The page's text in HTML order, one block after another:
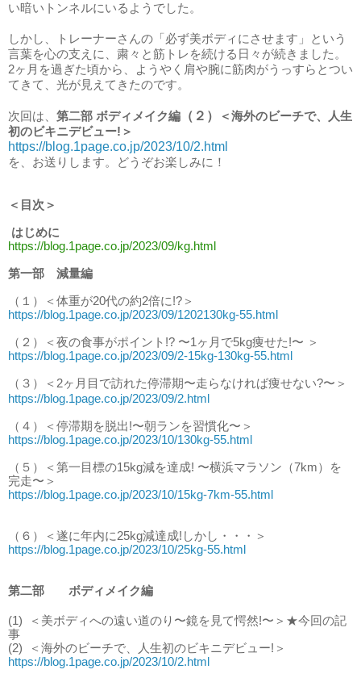
い暗いトンネルにいるようでした。
しかし、トレーナーさんの「必ず美ボディにさせます」という
言葉を心の支えに、粛々と筋トレを続ける日々が続きました。
2ヶ月を過ぎた頃から、ようやく肩や腕に筋肉がうっすらとつい
てきて、光が見えてきたのです。
次回は、 第二部 ボディメイク編 （２） ＜海外のビーチで、人生
初のビキニデビュー! ＞
https://blog.1page.co.jp/2023/10/2.html
を、お送りします。どうぞお楽しみに！
＜目次＞
はじめに
https://blog.1page.co.jp/2023/09/kg.html
第一部 減量編
（１）＜体重が20代の約2倍に!?＞
https://blog.1page.co.jp/2023/09/1202130kg-55.html
（２）＜夜の食事がポイント!? 〜1ヶ月で5kg痩せた!〜 ＞
https://blog.1page.co.jp/2023/09/2-15kg-130kg-55.html
（３）＜2ヶ月目で訪れた停滞期〜走らなければ痩せない?〜＞
https://blog.1page.co.jp/2023/09/2.html
（４）＜停滞期を脱出!〜朝ランを習慣化〜＞
https://blog.1page.co.jp/2023/10/130kg-55.html
（５）＜第一目標の15kg減を達成! 〜横浜マラソン（7km）を
完走〜＞
https://blog.1page.co.jp/2023/10/15kg-7km-55.html
（６）＜遂に年内に25kg減達成!しかし・・・＞
https://blog.1page.co.jp/2023/10/25kg-55.html
第二部 ボディメイク編
(1)
＜美ボディへの遠い道のり〜鏡を見て愕然!〜＞★今回の記
事
(2)
＜海外のビーチで、人生初のビキニデビュー!＞
https://blog.1page.co.jp/2023/10/2.html